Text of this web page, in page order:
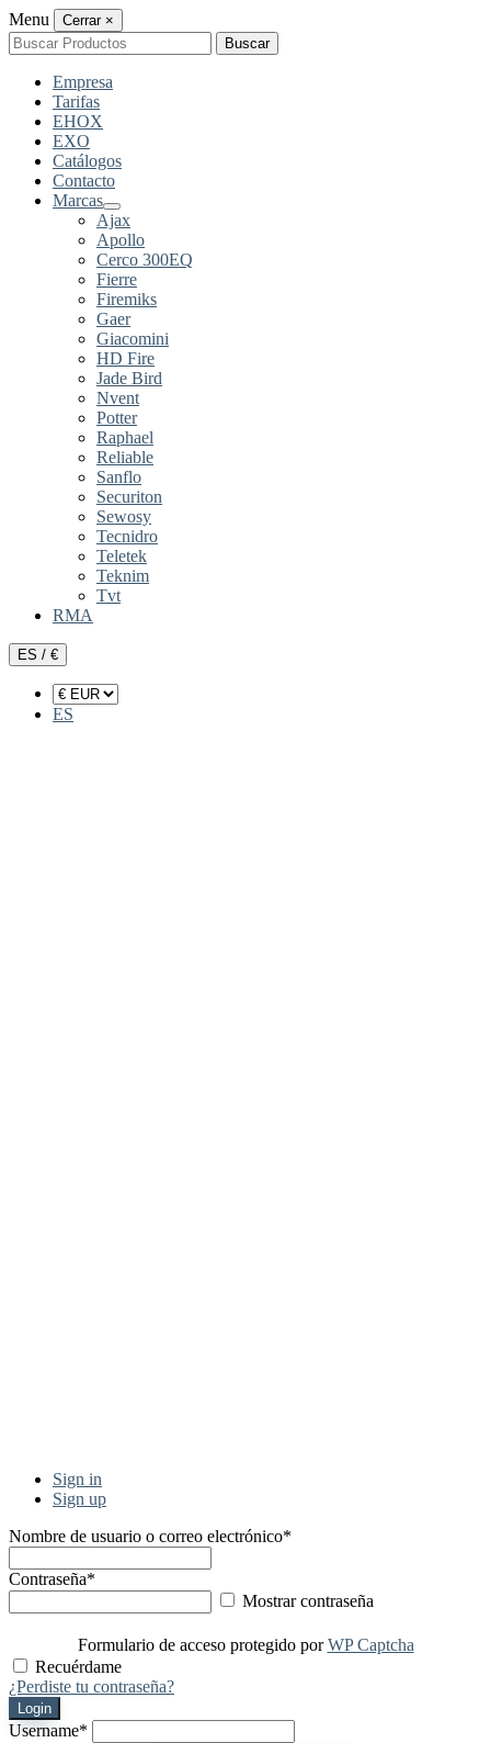
Menu Cerrar ×
Buscar
por:
Buscar
Empresa
Tarifas
EHOX
EXO
Catálogos
Contacto
Marcas
Ajax
Apollo
Cerco 300EQ
Fierre
Firemiks
Gaer
Giacomini
HD Fire
Jade Bird
Nvent
Potter
Raphael
Reliable
Sanflo
Securiton
Sewosy
Tecnidro
Teletek
Teknim
Tvt
RMA
ES / €
ES
Sign in
Sign up
Nombre de usuario o correo electrónico*
Contraseña*
Mostrar contraseña
Formulario de acceso protegido porWP Captcha
Recuérdame
¿Perdiste tu contraseña?
Login
Username*